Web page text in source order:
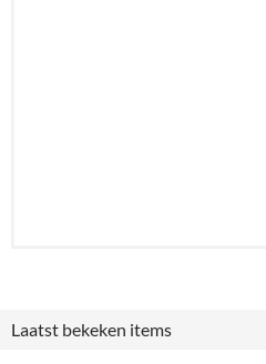
Laatst bekeken items